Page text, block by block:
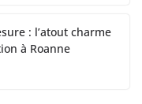
: l’atout charme
à Roanne